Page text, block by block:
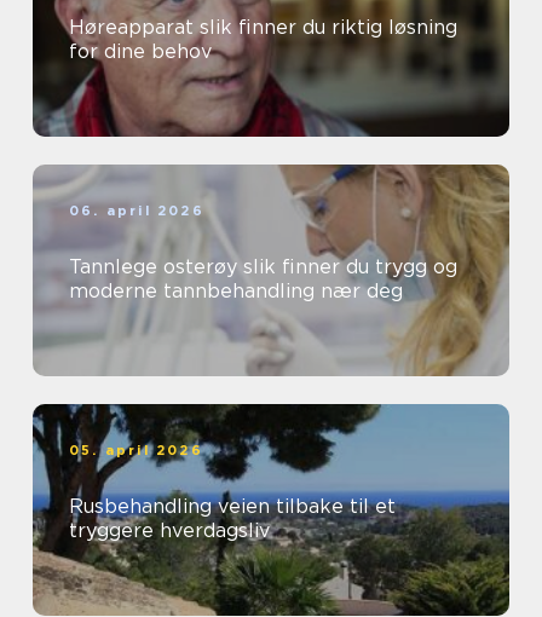
Høreapparat slik finner du riktig løsning
for dine behov
06. april 2026
Tannlege osterøy slik finner du trygg og
moderne tannbehandling nær deg
05. april 2026
Rusbehandling veien tilbake til et
tryggere hverdagsliv